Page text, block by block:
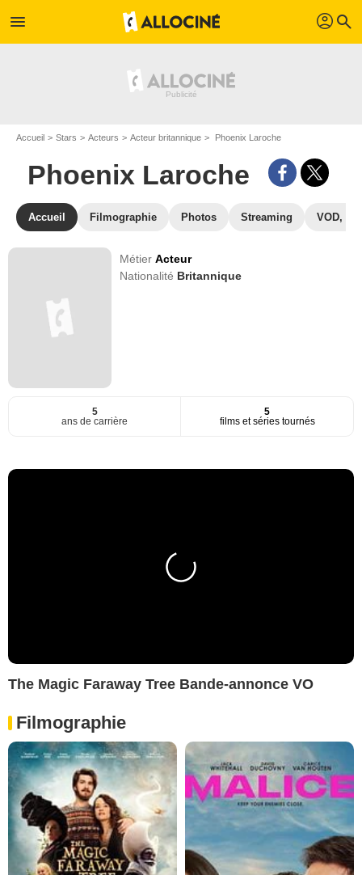
menu profil search
Accueil Stars Acteurs Acteur britannique Phoenix Laroche
Phoenix Laroche
Accueil Filmographie Photos Streaming VOD,
MétierActeur
Nationalité Britannique
5
ans de carrière
5
films et séries tournés
The Magic Faraway Tree Bande-annonce VO
Filmographie